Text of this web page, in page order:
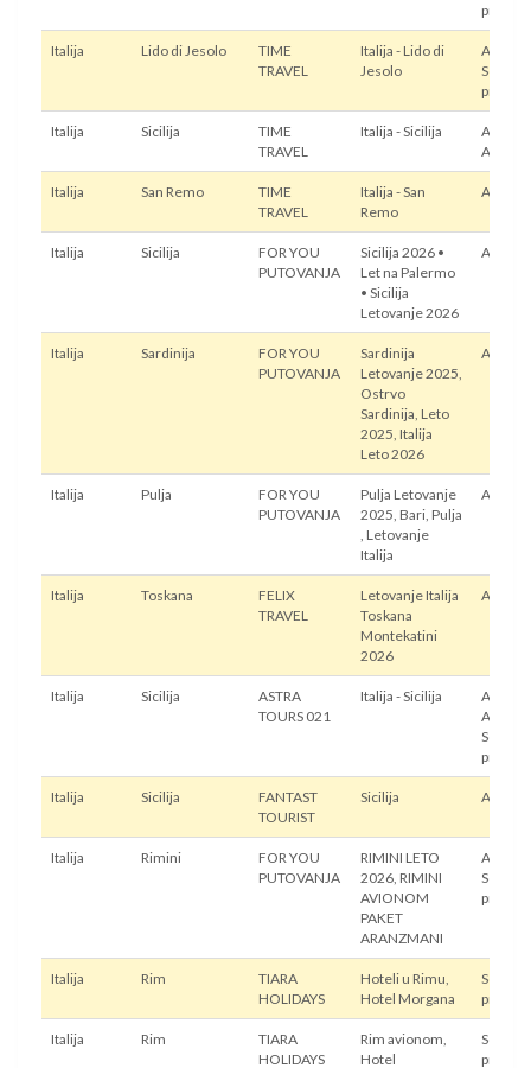
prevoz
Italija Lido di Jesolo
TIME
TRAVEL
Italija - Lido di
Jesolo
prevoz
Italija Sicilija
TIME
TRAVEL
Italija - Sicilija
Avion
Italija San Remo
TIME
TRAVEL
Italija - San
Remo
Italija Sicilija
FOR YOU
PUTOVANJA
Sicilija 2026 •
Let na Palermo
• Sicilija
Letovanje 2026
Avion
Italija Sardinija
FOR YOU
PUTOVANJA
Sardinija
Letovanje 2025,
Ostrvo
Sardinija, Leto
2025, Italija
Leto 2026
Avion
Italija Pulja
FOR YOU
PUTOVANJA
Pulja Letovanje
2025, Bari, Pulja
, Letovanje
Italija
Avion
Italija Toskana
FELIX
TRAVEL
Letovanje Italija
Toskana
Montekatini
2026
Italija Sicilija
ASTRA
TOURS 021
Italija - Sicilija
Avion,
prevoz
Italija Sicilija
FANTAST
TOURIST
Sicilija
Italija Rimini
FOR YOU
PUTOVANJA
RIMINI LETO
2026, RIMINI
AVIONOM
PAKET
ARANZMANI
Avion,
prevoz
Italija Rim
TIARA
HOLIDAYS
Hoteli u Rimu,
Hotel Morgana
prevoz
Italija Rim
TIARA
HOLIDAYS
Rim avionom,
Hotel
prevoz